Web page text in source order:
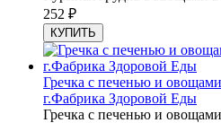
252 ₽
КУПИТЬ
Гречка с печенью и
г.Фабрика Здоровой Еды
Гречка с печенью и овощами